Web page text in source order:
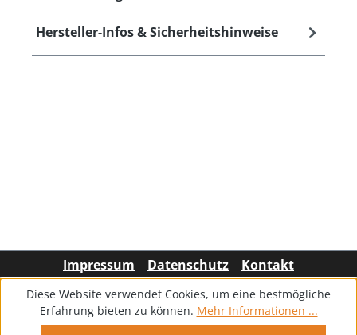
Hersteller-Infos & Sicherheitshinweise
Impressum Datenschutz Kontakt
Diese Website verwendet Cookies, um eine bestmögliche
Erfahrung bieten zu können. Mehr Informationen ...